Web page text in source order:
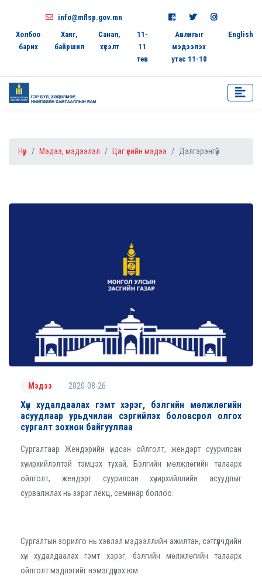
info@mflsp.gov.mn
Холбоо
барих
Хаяг,
байршил
Санал,
хүсэлт
11-
11
төв
Авлигыг
мэдээлэх
утас 11-10
English
Нүүр Мэдээ, мэдээлэл Цаг үеийн мэдээ Дэлгэрэнгүй
Мэдээ 2020-08-26
Хүн худалдаалах гэмт хэрэг, бэлгийн мөлжлөгийн
асуудлаар урьдчилан сэргийлэх боловсрол олгох
сургалт зохион байгууллаа
Сургалтаар Жендэрийн үндсэн ойлголт, жендэрт суурилсан
хүчирхийлэлтэй тэмцэх тухай, Бэлгийн мөлжлөгийн талаарх
ойлголт, жендэрт суурилсан хүчирхийллийн асуудлыг
сурвалжлах нь зэрэг лекц, семинар боллоо.
Сургалтын зорилго нь хэвлэл мэдээллийн ажилтан, сэтгүүлчдийн
хүн худалдаалах гэмт хэрэг, бэлгийн мөлжлөгийн талаарх
ойлголт мэдлэгийг нэмэгдүүлэх юм.